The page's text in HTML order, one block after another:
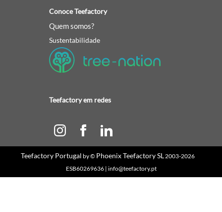
Conoce Teefactory
Quem somos?
Sustentabilidade
Teefactory em redes
Teefactory Portugal by © Phoenix Teefactory SL2003-2026
ESB60269636 | info@teefactory.pt